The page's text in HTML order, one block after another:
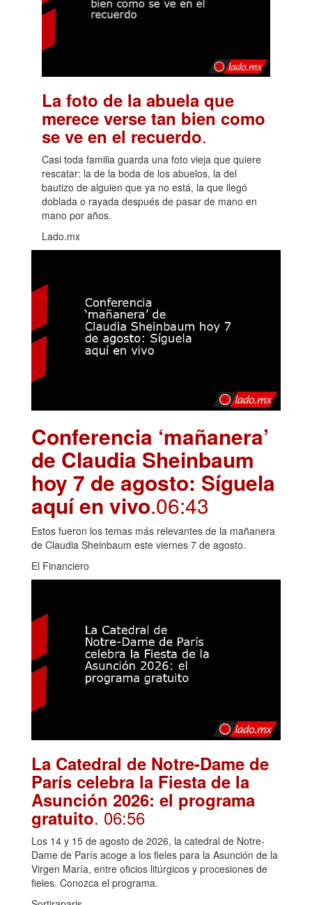
La foto de la abuela que
merece verse tan bien como
se ve en el recuerdo.
Casi toda familia guarda una foto vieja que quiere
rescatar: la de la boda de los abuelos, la del
bautizo de alguien que ya no está, la que llegó
doblada o rayada después de pasar de mano en
mano por años.
Lado.mx
Conferencia ‘mañanera’
de Claudia Sheinbaum
hoy 7 de agosto: Síguela
aquí en vivo.06:43
Estos fueron los temas más relevantes de la mañanera
de Claudia Sheinbaum este viernes 7 de agosto.
El Financiero
La Catedral de Notre-Dame de
París celebra la Fiesta de la
Asunción 2026: el programa
gratuito. 06:56
Los 14 y 15 de agosto de 2026, la catedral de Notre-
Dame de París acoge a los fieles para la Asunción de la
Virgen María, entre oficios litúrgicos y procesiones de
fieles. Conozca el programa.